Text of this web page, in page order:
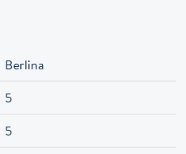
Berlina
5
5